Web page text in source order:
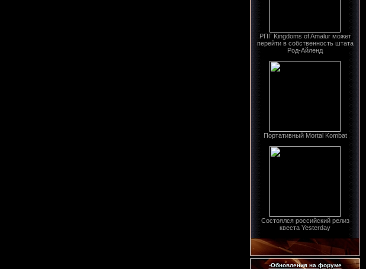
РПГ Kingdoms of Amalur может
перейти в собственность штата
Род-Айленд
Портативный Mortal Kombat
Состоялся российский релиз
квеста Yesterday
-Обновления на форуме